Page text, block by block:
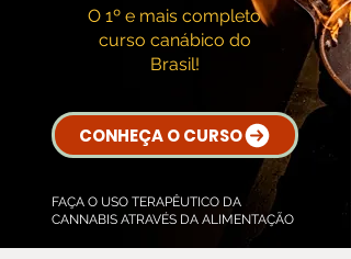
O 1º e mais completo
curso canábico do
Brasil!
CONHEÇA O CURSO
FAÇA O USO TERAPÊUTICO DA
CANNABIS ATRAVÉS DA ALIMENTAÇÃO